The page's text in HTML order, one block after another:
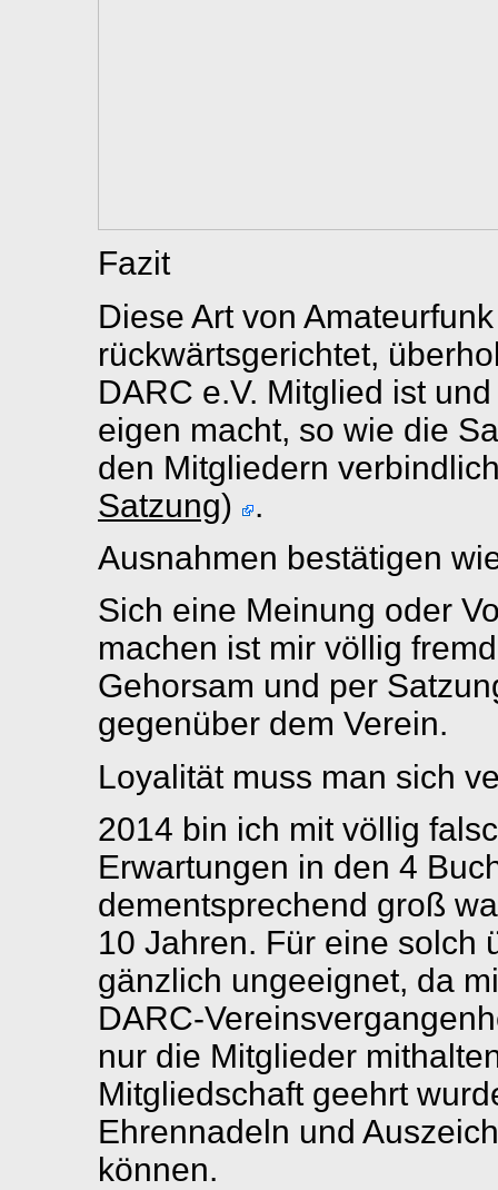
Fazit
Diese Art von
rückwärtsgerichtet,
DARC e.V. Mitglied ist
eigen macht, so wie die
den Mitgliedern
Satzung)
.
Ausnahmen bestätigen
Sich eine Meinung oder
machen ist mir völlig
Gehorsam und per
gegenüber dem Verein.
Loyalität muss man sich
2014 bin ich mit völlig
Erwartungen in den 4
dementsprechend groß
10 Jahren. Für eine solch
gänzlich ungeeignet, da
DARC-
nur die Mitglieder
Mitgliedschaft geehrt
Ehrennadeln und
können.